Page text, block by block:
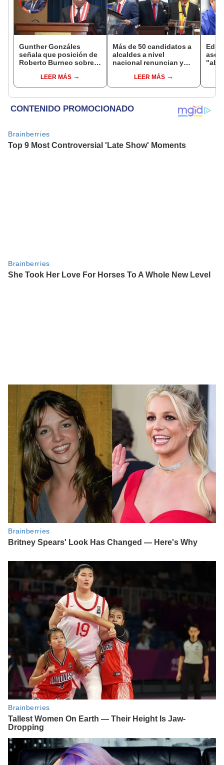
Gunther Gonzáles
señala que posición de
Roberto Burneo sobre
Aliaga no representan al
JNE
LEER MÁS
Más de 50 candidatos a
alcaldes a nivel
nacional renuncian y
encubiertaLEER MÁS